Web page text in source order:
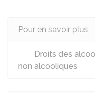
Pour en savoir plus
Droits des
non alcooliques